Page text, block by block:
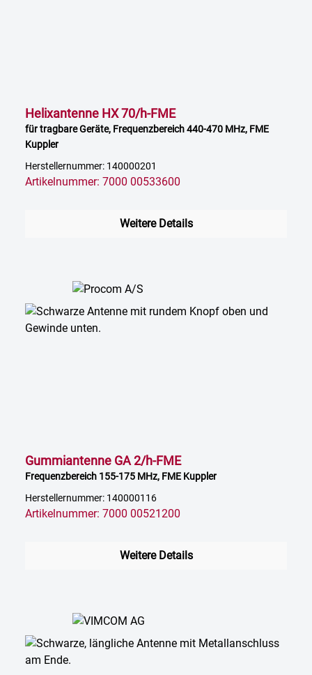
Helixantenne HX 70/h-FME
für tragbare Geräte, Frequenzbereich 440-470 MHz, FME
Kuppler
Herstellernummer: 140000201
Artikelnummer: 7000 00533600
Weitere Details
Gummiantenne GA 2/h-FME
Frequenzbereich 155-175 MHz, FME Kuppler
Herstellernummer: 140000116
Artikelnummer: 7000 00521200
Weitere Details